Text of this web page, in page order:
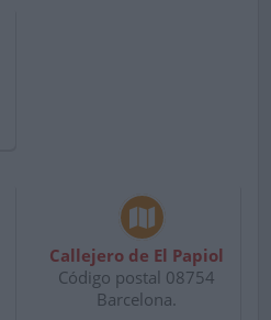
Callejero de El Papiol
Código postal 08754
Barcelona.